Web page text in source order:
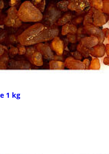
1 kg